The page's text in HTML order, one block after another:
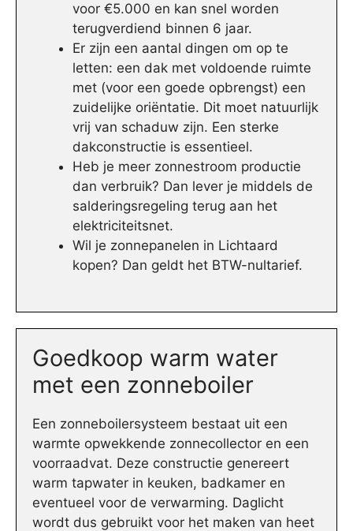
voor €5.000 en kan snel worden
terugverdiend binnen 6 jaar.
Er zijn een aantal dingen om op te
letten: een dak met voldoende ruimte
met (voor een goede opbrengst) een
zuidelijke oriëntatie. Dit moet natuurlijk
vrij van schaduw zijn. Een sterke
dakconstructie is essentieel.
Heb je meer zonnestroom productie
dan verbruik? Dan lever je middels de
salderingsregeling terug aan het
elektriciteitsnet.
Wil je zonnepanelen in Lichtaard
kopen? Dan geldt het BTW-nultarief.
Goedkoop warm water
met een zonneboiler
Een zonneboilersysteem bestaat uit een
warmte opwekkende zonnecollector en een
voorraadvat. Deze constructie genereert
warm tapwater in keuken, badkamer en
eventueel voor de verwarming. Daglicht
wordt dus gebruikt voor het maken van heet